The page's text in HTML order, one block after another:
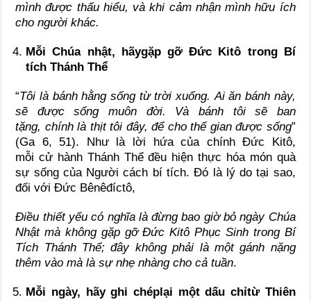
mình được thấu hiểu, và khi cảm nhận mình hữu ích
cho người khác.
Mỗi Chúa nhật, hãygặp gỡ Đức Kitô trong Bí
tích Thánh Thể
“Tôi là bánh hằng sống từ trời xuống. Ai ăn bánh này,
sẽ được sống muôn đời. Và bánh tôi sẽ ban
tặng, chính là thịt tôi đây, để cho thế gian được sống”
(Ga 6, 51). Như là lời hứa của chính Đức Kitô,
mỗi cử hành Thánh Thể đều hiện thực hóa món quà
sự sống của Người cách bí tích. Đó là lý do tại sao,
đối với Đức Bênêđíctô,
Điều thiết yếu có nghĩa là đừng bao giờ bỏ ngày Chúa
Nhật mà không gặp gỡ Đức Kitô Phục Sinh trong Bí
Tích Thánh Thể; đây không phải là một gánh nặng
thêm vào mà là sựnhẹ nhàng cho cả tuần.
Mỗi ngày, hãy ghi chép lại một dấu chỉtừ Thiên